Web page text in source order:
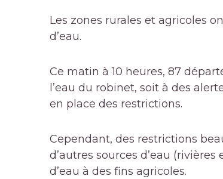
Les zones rurales et agricoles
d’eau.
Ce matin à 10 heures, 87
l’eau du robinet, soit à des
en place des restrictions.
Cependant, des restrictions
d’autres sources d’eau
d’eau à des fins agricoles.